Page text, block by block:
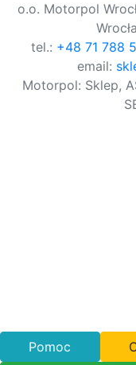
o.o. Motorpol
tel.: +48 71 788
email:
Motorpol: Sklep,
Pomoc